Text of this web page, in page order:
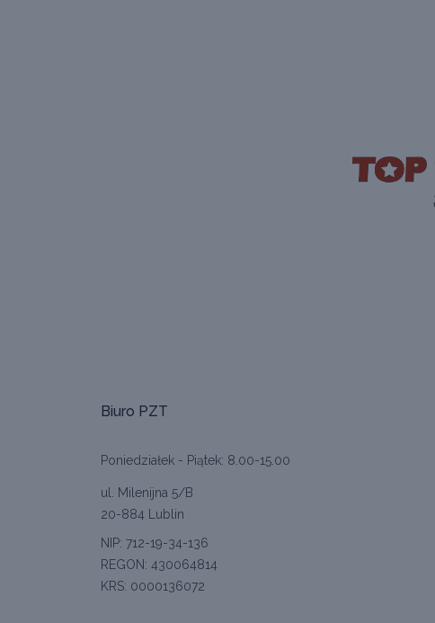
Biuro PZT
Poniedziałek - Piątek: 8.00-15.00
ul. Milenijna 5/B
20-884 Lublin
NIP: 712-19-34-136
REGON: 430064814
KRS: 0000136072